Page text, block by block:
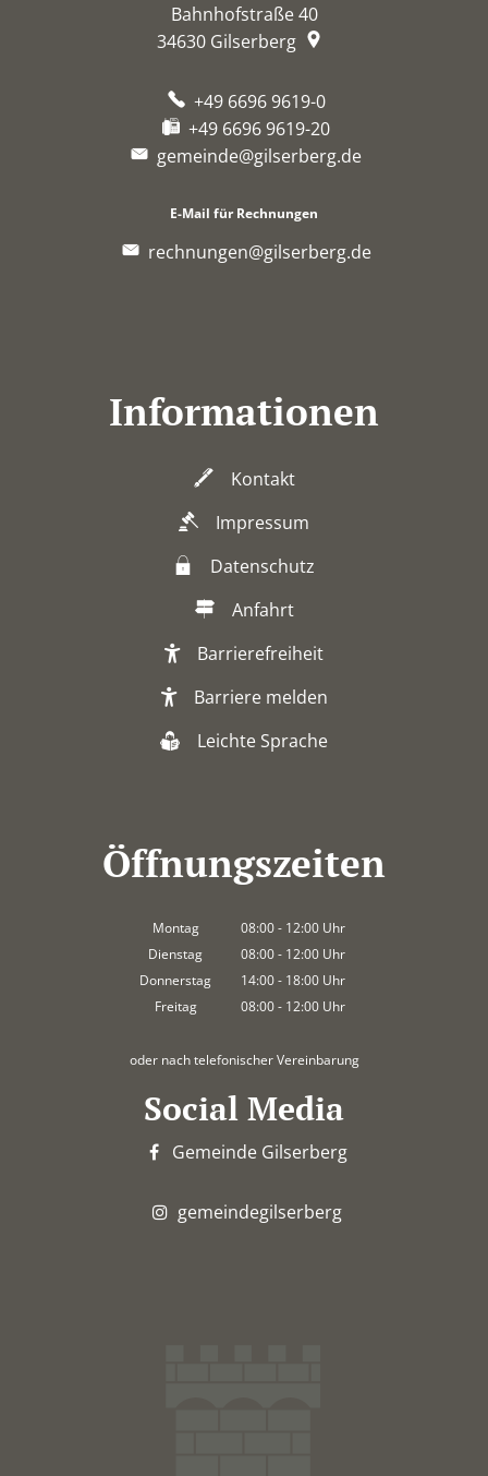
Bahnhofstraße 40
34630 Gilserberg
+49 6696 9619-0
+49 6696 9619-20
gemeinde@gilserberg.de
E-Mail für Rechnungen
rechnungen@gilserberg.de
Informationen
Kontakt
Impressum
Datenschutz
Anfahrt
Barrierefreiheit
Barriere melden
Leichte Sprache
Öffnungszeiten
Montag 08:00- 12:00 Uhr
Von 08:00 bis 12:00 Uhr
Dienstag 08:00- 12:00 Uhr
Von 08:00 bis 12:00 Uhr
Donnerstag 14:00- 18:00 Uhr
Von 14:00 bis 18:00 Uhr
Freitag 08:00- 12:00 Uhr
oder nach telefonischer Vereinbarung
Social Media
Gemeinde Gilserberg
gemeindegilserberg